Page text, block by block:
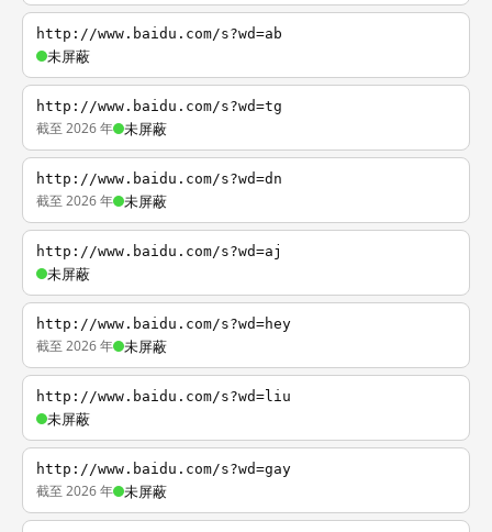
http://www.baidu.com/s?wd=ab
未屏蔽
http://www.baidu.com/s?wd=tg
截至 2026 年 未屏蔽
http://www.baidu.com/s?wd=dn
截至 2026 年 未屏蔽
http://www.baidu.com/s?wd=aj
未屏蔽
http://www.baidu.com/s?wd=hey
截至 2026 年 未屏蔽
http://www.baidu.com/s?wd=liu
未屏蔽
http://www.baidu.com/s?wd=gay
截至 2026 年 未屏蔽